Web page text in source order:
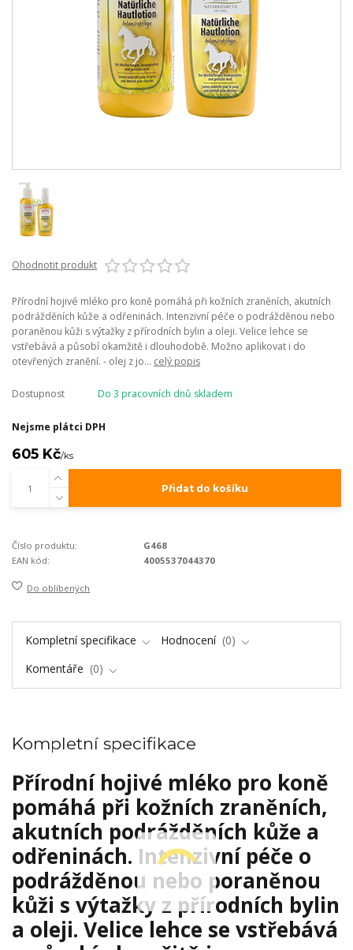
Ohodnotit produkt
Přírodní hojivé mléko pro koně pomáhá při kožních zraněních, akutních
podrážděních kůže a odřeninách. Intenzivní péče o podrážděnou nebo
poraněnou kůži s výtažky z přírodních bylin a oleji. Velice lehce se
vstřebává a působí okamžitě i dlouhodobě. Možno aplikovat i do
otevřených zranění. - olej z jo... celý popis
Dostupnost Do 3 pracovních dnů skladem
Nejsme plátci DPH
605 Kč/ks
Přidat do košíku
Číslo produktu:
G468
EAN kód:
4005537044370
Do oblíbených
Kompletní specifikace Hodnocení
0
Komentáře
0
Kompletní specifikace
Přírodní hojivé mléko pro koně
pomáhá při kožních zraněních,
akutních podrážděních kůže a
odřeninách. Intenzivní péče o
podrážděnou nebo poraněnou
kůži s výtažky z přírodních bylin
a oleji. Velice lehce se vstřebává